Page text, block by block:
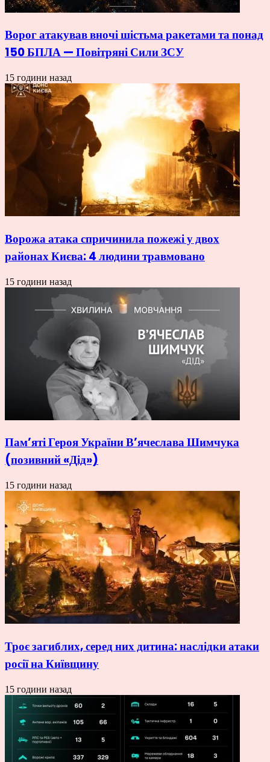
Ворог атакував вночі шістьма ракетами та понад
150 БПЛА — Повітряні Сили ЗСУ
15 години назад
Ворожа атака спричинила пожежі у двох
районах Києва: 4 людини травмовано
15 години назад
Пам’яті Героя України В’ячеслава Шимчука
(позивний «Дід»)
15 години назад
Троє загиблих, серед них дитина: наслідки атаки
росії на Київщину
15 години назад